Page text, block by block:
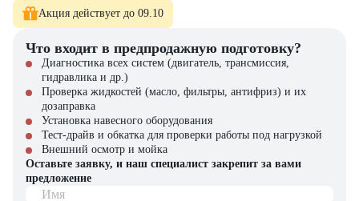
Экономичный двигатель
отличается минимальным
помогает снизить
Кроме того, он
соответствует
Акция действует до 09.10
Что входит в предпродажную подготовку?
Диагностика всех систем (двигатель, трансмиссия,
гидравлика и др.)
Проверка жидкостей (масло, фильтры, антифриз) и их
дозаправка
Установка навесного оборудования
Тест-драйв и обкатка для проверки работы под нагрузкой
Внешний осмотр и мойка
Оставьте заявку, и наш специалист закрепит за вами
предложение
Имя